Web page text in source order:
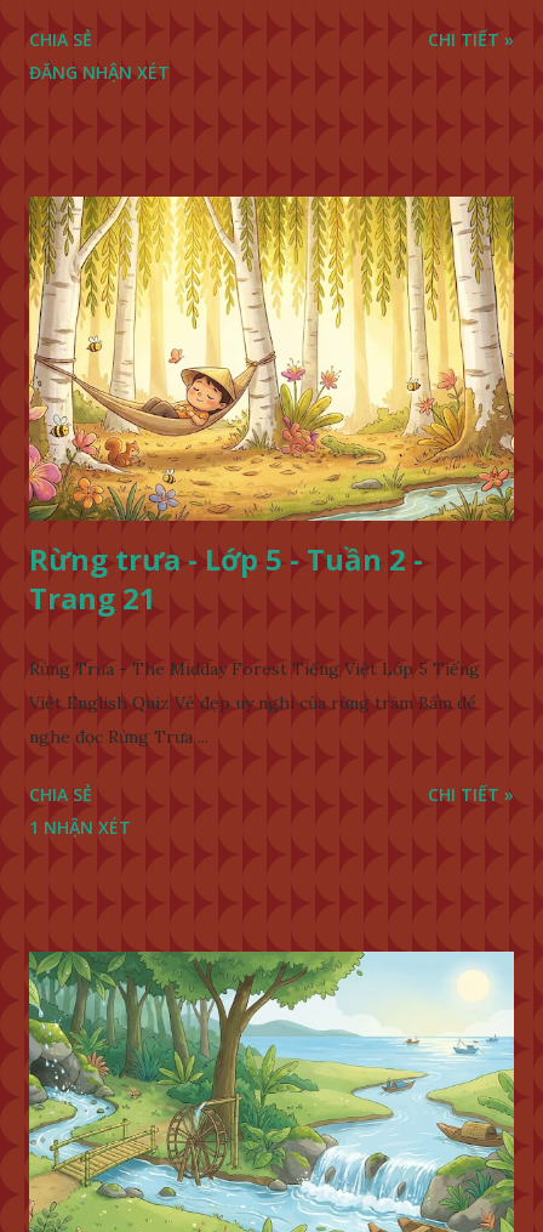
CHIA SẺ
ĐĂNG NHẬN XÉT
CHI TIẾT »
Rừng trưa - Lớp 5 - Tuần 2 -
Trang 21
Rừng Trưa - The Midday Forest Tiếng Việt Lớp 5 Tiếng
Việt English Quiz Vẻ đẹp uy nghi của rừng tràm Bấm để
nghe đọc Rừng Trưa ...
CHIA SẺ
1 NHẬN XÉT
CHI TIẾT »